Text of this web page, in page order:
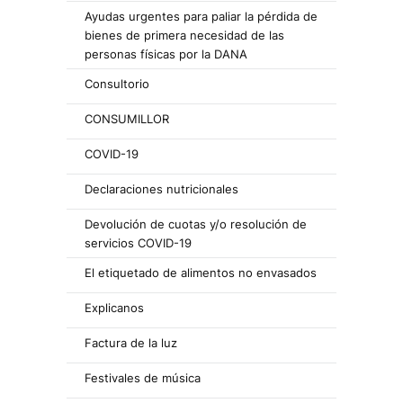
Ayudas urgentes para paliar la pérdida de
bienes de primera necesidad de las
personas físicas por la DANA
Consultorio
CONSUMILLOR
COVID-19
Declaraciones nutricionales
Devolución de cuotas y/o resolución de
servicios COVID-19
El etiquetado de alimentos no envasados
Explicanos
Factura de la luz
Festivales de música